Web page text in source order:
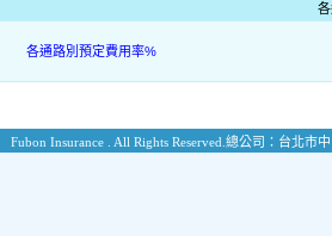
各通路別預定費用率%
Fubon Insurance . All Rights Reserved. 總公司：台北市